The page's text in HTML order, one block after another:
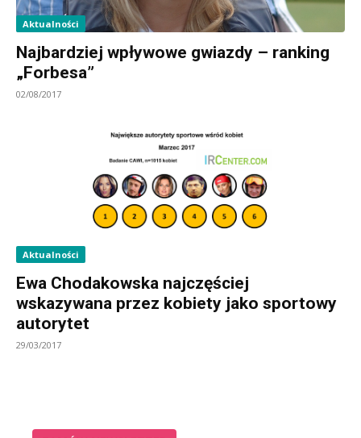
Aktualności
Najbardziej wpływowe gwiazdy – ranking
„Forbesa”
02/08/2017
Aktualności
Ewa Chodakowska najczęściej
wskazywana przez kobiety jako sportowy
autorytet
29/03/2017